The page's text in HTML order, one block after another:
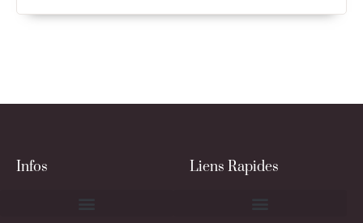
Infos Liens Rapides